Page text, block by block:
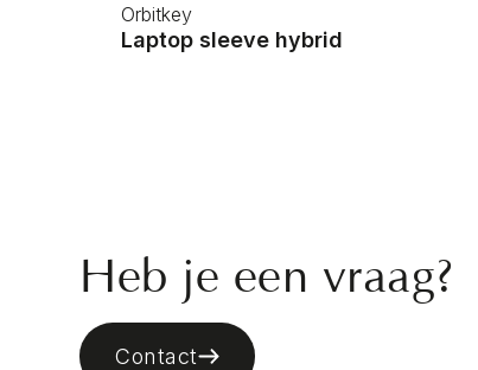
Orbitkey
Laptop sleeve hybrid
Heb je een vraag?
Contact